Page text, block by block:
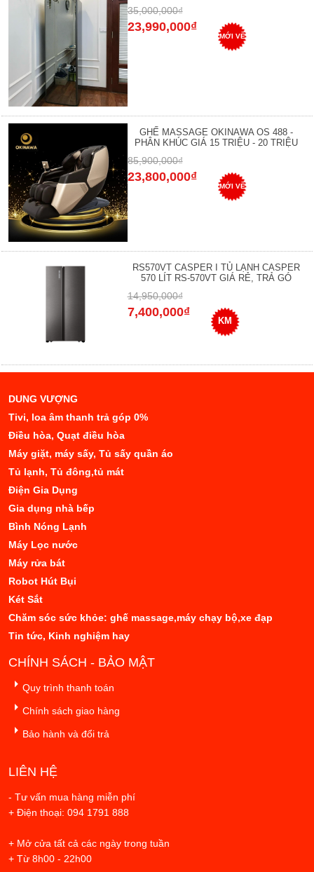
35,000,000₫
23,990,000₫
MỚI VỀ
GHẾ MASSAGE OKINAWA OS 488 -
PHÂN KHÚC GIÁ 15 TRIỆU - 20 TRIỆU
85,900,000₫
23,800,000₫
MỚI VỀ
RS570VT CASPER I TỦ LẠNH CASPER
570 LÍT RS-570VT GIÁ RẺ, TRẢ GÓ
14,950,000₫
7,400,000₫
KM
DUNG VƯỢNG
Tivi, loa âm thanh trả góp 0%
Điều hòa, Quạt điều hòa
Máy giặt, máy sấy, Tủ sấy quần áo
Tủ lạnh, Tủ đông,tủ mát
Điện Gia Dụng
Gia dụng nhà bếp
Bình Nóng Lạnh
Máy Lọc nước
Máy rửa bát
Robot Hút Bụi
Két Sắt
Chăm sóc sức khỏe: ghế massage,máy chạy bộ,xe đạp
Tin tức, Kinh nghiệm hay
CHÍNH SÁCH - BẢO MẬT
Quy trình thanh toán
Chính sách giao hàng
Bảo hành và đổi trả
LIÊN HỆ
- Tư vấn mua hàng miễn phí
+ Điện thoại: 094 1791 888
+ Mở cửa tất cả các ngày trong tuần
+ Từ 8h00 - 22h00